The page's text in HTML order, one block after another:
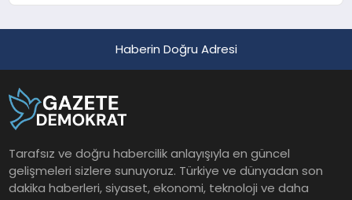
Haberin Doğru Adresi
Tarafsız ve doğru habercilik anlayışıyla en güncel
gelişmeleri sizlere sunuyoruz. Türkiye ve dünyadan son
dakika haberleri, siyaset, ekonomi, teknoloji ve daha